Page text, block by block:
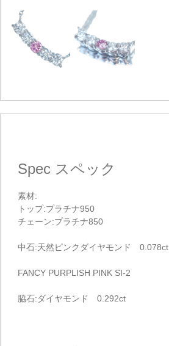
Spec スペック
素材:
トップ:プラチナ950
チェーン:プラチナ850
中石:天然ピンクダイヤモンド 0.078ct
FANCY PURPLISH PINK SI-2
脇石:ダイヤモンド 0.292ct